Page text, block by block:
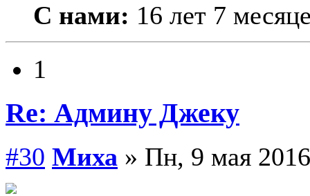
С нами: 16 лет 7
1
Re: Админу Джеку
#30 Миха » Пн, 9 мая